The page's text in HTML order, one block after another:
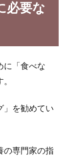
日ダイエット」を
食事は太る？
を始めた方も沢山
必要な
に「食べな
」を勧めてい
の専門家の指